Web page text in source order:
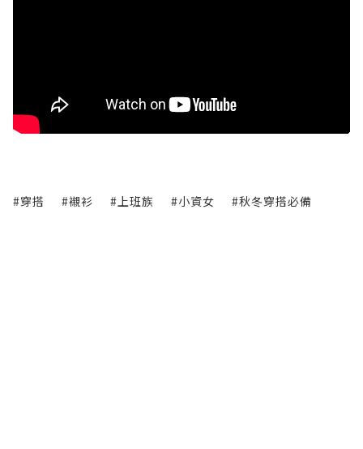
#穿搭 #襯衫 #上班族 #小資女 #秋冬穿搭必備